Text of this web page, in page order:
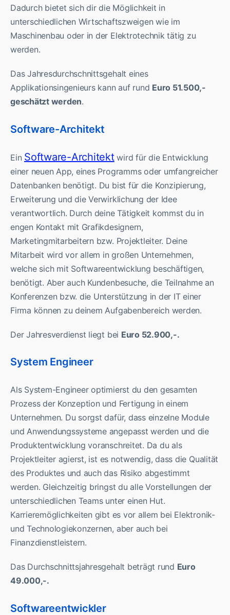
Dadurch bietet sich dir die Möglichkeit in
unterschiedlichen Wirtschaftszweigen wie im
Maschinenbau oder in der Elektrotechnik tätig zu
werden.
Das Jahresdurchschnittsgehalt eines
Applikationsingenieurs kann auf rund Euro 51.500,-
geschätzt werden.
Software-Architekt
Ein Software-Architektwird für die Entwicklung
einer neuen App, eines Programms oder umfangreicher
Datenbanken benötigt. Du bist für die Konzipierung,
Erweiterung und die Verwirklichung der Idee
verantwortlich. Durch deine Tätigkeit kommst du in
engen Kontakt mit Grafikdesignern,
Marketingmitarbeitern bzw. Projektleiter. Deine
Mitarbeit wird vor allem in großen Unternehmen,
welche sich mit Softwareentwicklung beschäftigen,
benötigt. Aber auch Kundenbesuche, die Teilnahme an
Konferenzen bzw. die Unterstützung in der IT einer
Firma können zu deinem Aufgabenbereich werden.
Der Jahresverdienst liegt bei Euro 52.900,-.
System Engineer
Als System-Engineer optimierst du den gesamten
Prozess der Konzeption und Fertigung in einem
Unternehmen. Du sorgst dafür, dass einzelne Module
und Anwendungssysteme angepasst werden und die
Produktentwicklung voranschreitet. Da du als
Projektleiter agierst, ist es notwendig, dass die Qualität
des Produktes und auch das Risiko abgestimmt
werden. Gleichzeitig bringst du alle Vorstellungen der
unterschiedlichen Teams unter einen Hut.
Karrieremöglichkeiten gibt es vor allem bei Elektronik-
und Technologiekonzernen, aber auch bei
Finanzdienstleistern.
Das Durchschnittsjahresgehalt beträgt rund Euro
49.000,-.
Softwareentwickler